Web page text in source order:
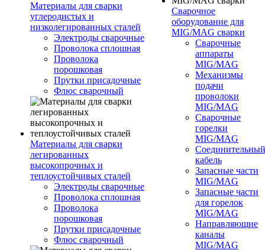
Материалы для сварки
углеродистых и
низколегированных сталей
Электроды сварочные
Проволока сплошная
Проволока
порошковая
Прутки присадочные
Флюс сварочный
Материалы для сварки
легированных
высокопрочных и
теплоустойчивых сталей
Электроды сварочные
Проволока сплошная
Проволока
порошковая
Прутки присадочные
Флюс сварочный
Сварочное
оборудование для
MIG/MAG сварки
Сварочные
аппараты
MIG/MAG
Механизмы
подачи
проволоки
MIG/MAG
Сварочные
горелки
MIG/MAG
Соединительный
кабель
Запасные части
MIG/MAG
Запасные части
для горелок
MIG/MAG
Направляющие
каналы
MIG/MAG